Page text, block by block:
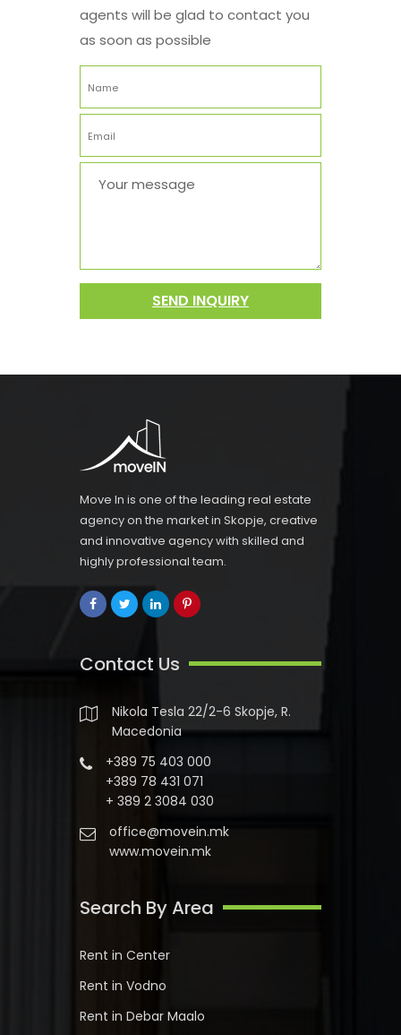
agents will be glad to contact you
as soon as possible
SEND INQUIRY
Move In is one of the leading real estate
agency on the market in Skopje, creative
and innovative agency with skilled and
highly professional team.
Contact Us
Nikola Tesla 22/2-6 Skopje, R.
Macedonia
+389 75 403 000
+389 78 431 071
+ 389 2 3084 030
office@movein.mk
www.movein.mk
Search By Area
Rent in Center
Rent in Vodno
Rent in Debar Maalo